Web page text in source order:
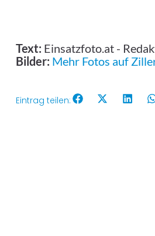
Text: Einsatzfoto.at -
Bilder: Mehr Fotos auf
Eintrag teilen: